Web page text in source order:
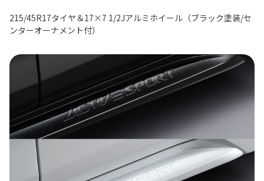
215/45R17タイヤ＆17×7 1/2Jアルミホイール（ブラック塗装/セ
ンターオーナメント付）